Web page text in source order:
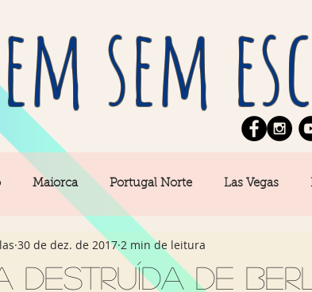
sem
Maiorca Portugal Norte Las Vegas
News Berlim Algarve
destruída de
30 de dez. de 2017 2 min de leitura